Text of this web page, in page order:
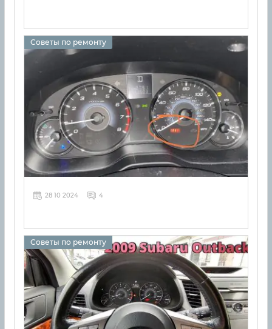
Советы по ремонту
28 10 2024 4
Советы по ремонту